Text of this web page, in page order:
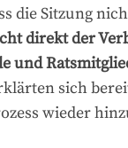
die Sitzung
direkt der
und
sich
wieder